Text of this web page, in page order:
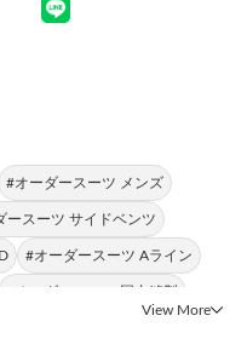
#オーダースーツ メンズ
ースーツ サイドベンツ
#オーダースーツ Aライン
#オーダースーツ 国内縫製
View More